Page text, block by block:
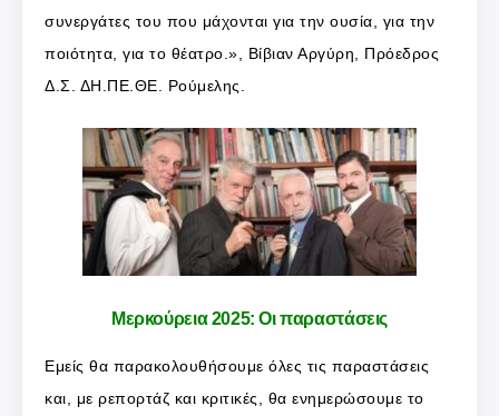
συνεργάτες του που μάχονται για την ουσία, για την
ποιότητα, για το θέατρο.», Βίβιαν Αργύρη, Πρόεδρος
Δ.Σ. ΔΗ.ΠΕ.ΘΕ. Ρούμελης.
Μερκούρεια 2025: Οι παραστάσεις
Εμείς θα παρακολουθήσουμε όλες τις παραστάσεις
και, με ρεπορτάζ και κριτικές, θα ενημερώσουμε το